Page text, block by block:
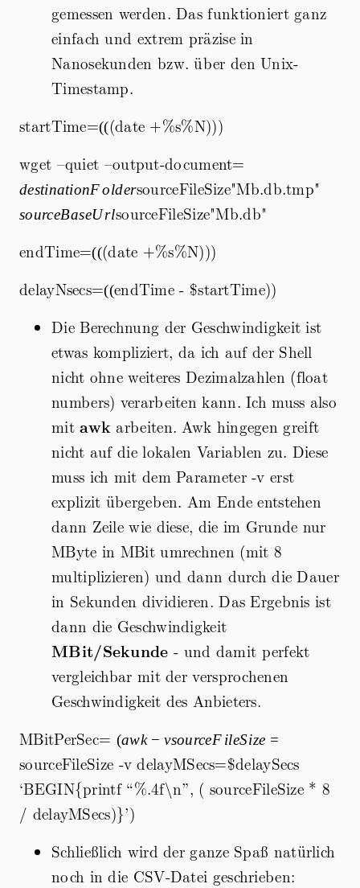
gemessen werden. Das funktioniert ganz
einfach und extrem präzise in
Nanosekunden bzw. über den Unix-
Timestamp.
startTime=((
(((date +%s%N)))
wget –quiet –output-document=
destinationFoldersourceFileSize"Mb.db.tmp"
sourceBaseUrlsourceFileSize"Mb.db"
endTime=((
(((date +%s%N)))
delayNsecs=((
((endTime - $startTime))
Die Berechnung der Geschwindigkeit ist
etwas kompliziert, da ich auf der Shell
nicht ohne weiteres Dezimalzahlen (float
numbers) verarbeiten kann. Ich muss also
mitawk arbeiten. Awk hingegen greift
nicht auf die lokalen Variablen zu. Diese
muss ich mit dem Parameter -v erst
explizit übergeben. Am Ende entstehen
dann Zeile wie diese, die im Grunde nur
MByte in MBit umrechnen (mit 8
multiplizieren) und dann durch die Dauer
in Sekunden dividieren. Das Ergebnis ist
dann die Geschwindigkeit
MBit/Sekunde - und damit perfekt
vergleichbar mit der versprochenen
Geschwindigkeit des Anbieters.
MBitPerSec= (awk -v
sourceFileSize=
(awk − vsourceFileSize =
sourceFileSize -v delayMSecs=$delaySecs
‘BEGIN{printf “%.4f\n”, ( sourceFileSize * 8
/ delayMSecs)}’)
Schließlich wird der ganze Spaß natürlich
noch in die CSV-Datei geschrieben: